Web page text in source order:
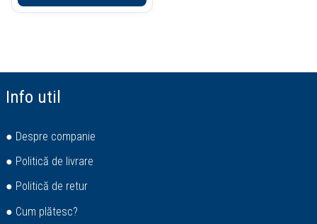
Info util
● Despre companie
● Politică de livrare
● Politică de retur
● Cum plătesc?